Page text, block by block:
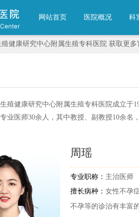
网站首页 医院概况 科
健康研究中心附属生殖专科医院 获取更多
殖健康研究中心附属生殖专科医院成立于
业医师30余人，其中教授、副教授10余
周瑶
专业职称： 主治医师
擅长病种： 女性不孕
不孕等的诊治有丰富